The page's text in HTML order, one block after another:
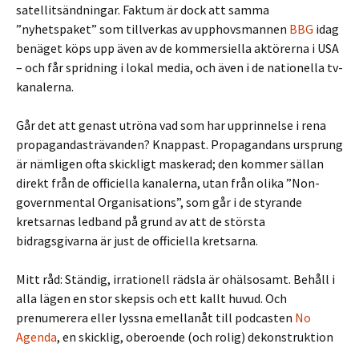
satellitsändningar. Faktum är dock att samma
”nyhetspaket” som tillverkas av upphovsmannen BBG idag
benäget köps upp även av de kommersiella aktörerna i USA
– och får spridning i lokal media, och även i de nationella tv-
kanalerna.
Går det att genast utröna vad som har upprinnelse i rena
propagandasträvanden? Knappast. Propagandans ursprung
är nämligen ofta skickligt maskerad; den kommer sällan
direkt från de officiella kanalerna, utan från olika ”Non-
governmental Organisations”, som går i de styrande
kretsarnas ledband på grund av att de största
bidragsgivarna är just de officiella kretsarna.
Mitt råd: Ständig, irrationell rädsla är ohälsosamt. Behåll i
alla lägen en stor skepsis och ett kallt huvud. Och
prenumerera eller lyssna emellanåt till podcasten No
Agenda, en skicklig, oberoende (och rolig) dekonstruktion